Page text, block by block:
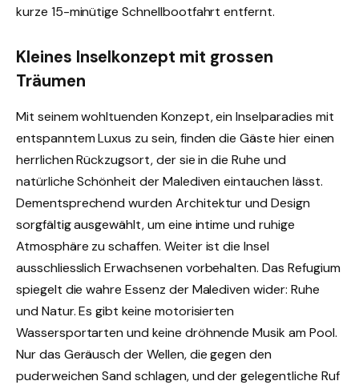
kurze 15-minütige Schnellbootfahrt entfernt.
Kleines Inselkonzept mit grossen
Träumen
Mit seinem wohltuenden Konzept, ein Inselparadies mit
entspanntem Luxus zu sein, finden die Gäste hier einen
herrlichen Rückzugsort, der sie in die Ruhe und
natürliche Schönheit der Malediven eintauchen lässt.
Dementsprechend wurden Architektur und Design
sorgfältig ausgewählt, um eine intime und ruhige
Atmosphäre zu schaffen. Weiter ist die Insel
ausschliesslich Erwachsenen vorbehalten. Das Refugium
spiegelt die wahre Essenz der Malediven wider: Ruhe
und Natur. Es gibt keine motorisierten
Wassersportarten und keine dröhnende Musik am Pool.
Nur das Geräusch der Wellen, die gegen den
puderweichen Sand schlagen, und der gelegentliche Ruf